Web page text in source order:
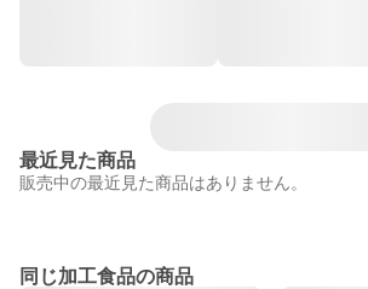
最近見た商品
販売中の最近見た商品はありません。
同じ加工食品の商品